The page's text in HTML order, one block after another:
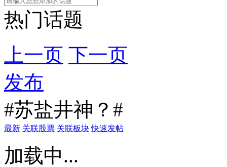
热门话题
上一页 下一页
发布
#苏盐井神？#
最新 关联股票 关联板块 快速发帖
加载中...